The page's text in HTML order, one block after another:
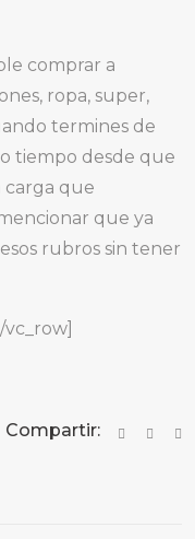
comprar a
ropa, super,
termines de
tiempo desde que
carga que
que ya
rubros sin tener
Compartir: